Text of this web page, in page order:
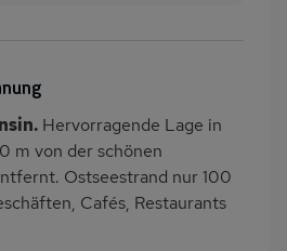
Küche
Backofen
Kühlschrank
Hervorragende Lage in
m von der schönen
Ostseestrand nur 100
Cafés, Restaurants